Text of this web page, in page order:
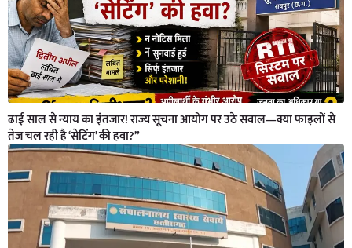
ढाई साल से न्याय का इंतजार! राज्य सूचना आयोग पर उठे सवाल—क्या फाइलों से
तेज चल रही है ‘सेटिंग’ की हवा?”